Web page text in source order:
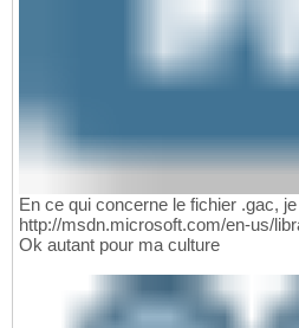
En ce qui concerne le fichier .gac,
http://msdn.microsoft.com/en-us/
Ok autant pour ma culture